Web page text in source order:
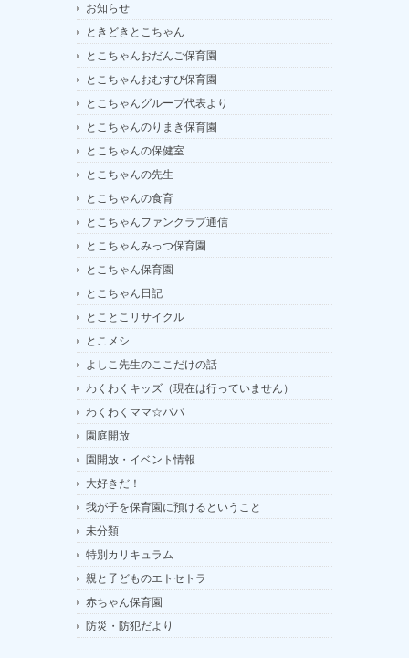
お知らせ
ときどきとこちゃん
とこちゃんおだんご保育園
とこちゃんおむすび保育園
とこちゃんグループ代表より
とこちゃんのりまき保育園
とこちゃんの保健室
とこちゃんの先生
とこちゃんの食育
とこちゃんファンクラブ通信
とこちゃんみっつ保育園
とこちゃん保育園
とこちゃん日記
とことこリサイクル
とこメシ
よしこ先生のここだけの話
わくわくキッズ（現在は行っていません）
わくわくママ☆パパ
園庭開放
園開放・イベント情報
大好きだ！
我が子を保育園に預けるということ
未分類
特別カリキュラム
親と子どものエトセトラ
赤ちゃん保育園
防災・防犯だより